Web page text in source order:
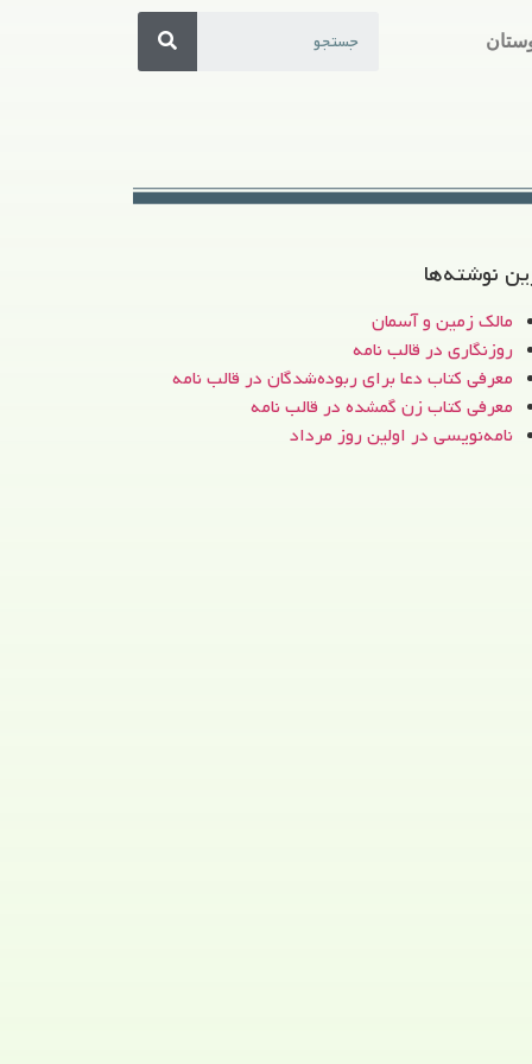
نوشته‌ها
مالک زمین و آسمان
روزنگاری در قالب نامه
معرفی کتاب دعا برای ربوده‌شدگان در قالب نامه
معرفی کتاب زن‌ گمشده در قالب نامه
نامه‌نویسی در اولین روز مرداد